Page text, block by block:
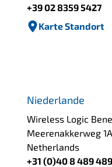
+39 02 8359 5427
Karte Standort
Niederlande
Wireless Logic
Meerenakkerweg
Netherlands
+31 (0)40 8 489 489